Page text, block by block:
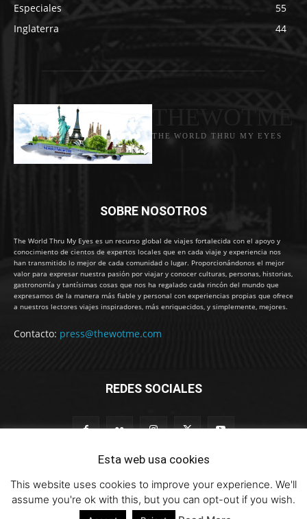
Especiales
55
Inglaterra
44
THE WORLD THRU MY EYES
SOBRE NOSOTROS
The World Thru My Eyes es un recurso global de viajes fortalecida con el apoyo y
conocimiento de cientos de expertos locales que en cada viaje y experiencia nos
han transmitido lo mejor de cada comunidad o lugar. Proporcionándonos el mejor
valor para expresar nuestra pasión por viajar y conocer culturas, personas, historias,
gastronomía y tantísimas cosas que nos ha regalado cada rincón del mundo que
expresamos de la manera más fiable y personal con experiencias propias que ofrece
a nuestros lectores viajes inspiradores, más enriquecidos, y simplemente, mejores.
Contacto: press@thewotme.com
REDES SOCIALES
© 2011-2023 The World Thru My Eyes - Travel Magazine (Versión 4.0)
Esta web usa cookies
This website uses cookies to improve your experience. We'll
assume you're ok with this, but you can opt-out if you wish.